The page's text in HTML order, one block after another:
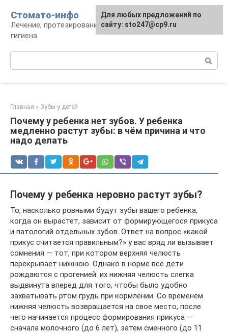
контенту
Стомато-инфо
Лечение, протезирование, ортодонтия,
гигиена
Главная » Зубы у детей
Почему у ребенка нет зубов. У ребенка
медленно растут зубы: в чём причина и что
надо делать
Почему у ребенка неровно растут зубы?
То, насколько ровными будут зубы вашего ребенка,
когда он вырастет, зависит от формирующегося прикуса
и патологий отдельных зубов. Ответ на вопрос «какой
прикус считается правильным?» у вас вряд ли вызывает
сомнения — тот, при котором верхняя челюсть
перекрывает нижнюю. Однако в норме все дети
рождаются с прогенией: их нижняя челюсть слегка
выдвинута вперед для того, чтобы было удобно
захватывать ртом грудь при кормлении. Со временем
нижняя челюсть возвращается на свое место, после
чего начинается процесс формирования прикуса —
сначала молочного (до 6 лет), затем сменного (до 11
Для любых предложений по
сайту: sto247@cp9.ru